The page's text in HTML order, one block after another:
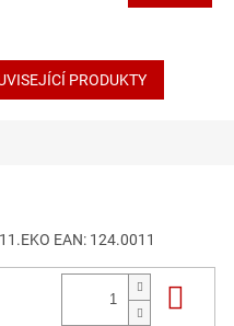
PRODUKTY
EAN: 124.0011